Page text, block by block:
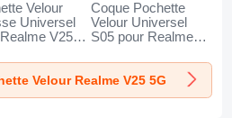
Velour
Universel
V25
Coque Pochette
Velour Universel
S05 pour Realme
Velour Realme V25 5G